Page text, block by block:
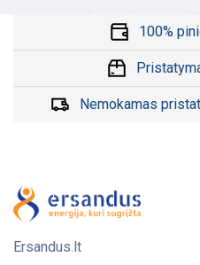
100%
Nemokamas
Ersandus.lt